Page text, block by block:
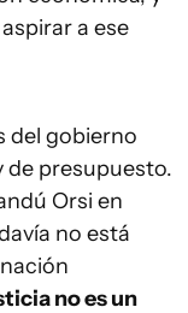
a ese
del gobierno
de presupuesto.
Orsi en
no está
no es un